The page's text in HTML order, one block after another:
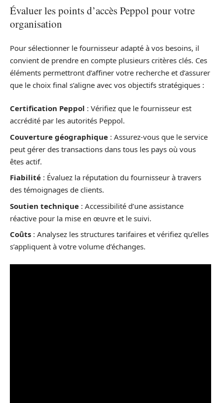
Évaluer les points d’accès Peppol pour votre
organisation
Pour sélectionner le fournisseur adapté à vos besoins, il
convient de prendre en compte plusieurs critères clés. Ces
éléments permettront d’affiner votre recherche et d’assurer
que le choix final s’aligne avec vos objectifs stratégiques :
Certification Peppol : Vérifiez que le fournisseur est
accrédité par les autorités Peppol.
Couverture géographique : Assurez-vous que le service
peut gérer des transactions dans tous les pays où vous
êtes actif.
Fiabilité : Évaluez la réputation du fournisseur à travers
des témoignages de clients.
Soutien technique : Accessibilité d’une assistance
réactive pour la mise en œuvre et le suivi.
Coûts : Analysez les structures tarifaires et vérifiez qu’elles
s’appliquent à votre volume d’échanges.